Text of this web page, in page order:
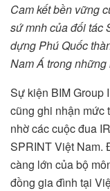
Cam kết bền vững
sứ mnh của đối tác
dựng Phú Quốc
Nam Á trong những
Sự kiện BIM Group
cũng ghi nhận mức
nhờ các cuộc đua
SPRINT Việt Nam.
càng lớn của bộ
đồng gia đình tại